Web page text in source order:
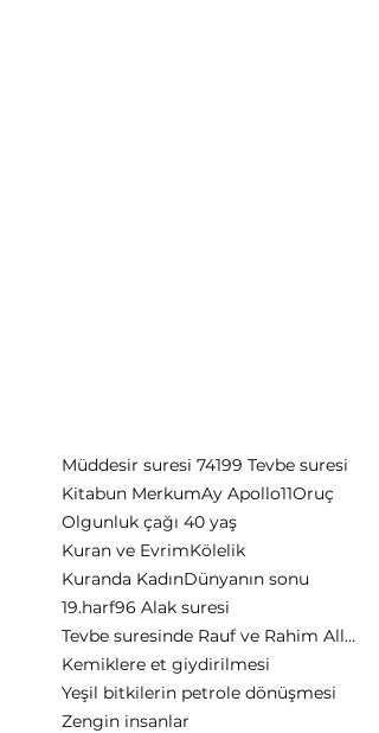
Müddesir suresi 74199 Tevbe suresi
Kitabun MerkumAy Apollo11Oruç
Olgunluk çağı 40 yaş
Kuran ve EvrimKölelik
Kuranda KadınDünyanın sonu
19.harf96 Alak suresi
Tevbe suresinde Rauf ve Rahim Allah
Kemiklere et giydirilmesi
Yeşil bitkilerin petrole dönüşmesi
Zengin insanlar